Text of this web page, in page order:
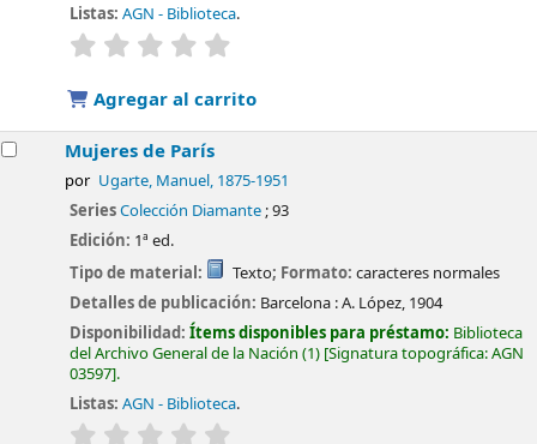
Listas: AGN - Biblioteca.
valoración
Agregar al carrito
Mujeres de París
por Ugarte, Manuel, 1875-1951
SeriesColección Diamante; 93
Edición: 1ª ed.
Tipo de material:
Texto; Formato: caracteres normales
Detalles de publicación: Barcelona :A. López, 1904
Disponibilidad:Ítems disponibles para préstamo: Biblioteca
del Archivo General de la Nación (1) Signatura topográfica:AGN
03597 .
Listas: AGN - Biblioteca.
valoración